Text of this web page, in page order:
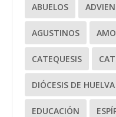
ABUELOS
AGUSTINOS
CATEQUESIS
DIÓCESIS DE HUELVA
EDUCACIÓN